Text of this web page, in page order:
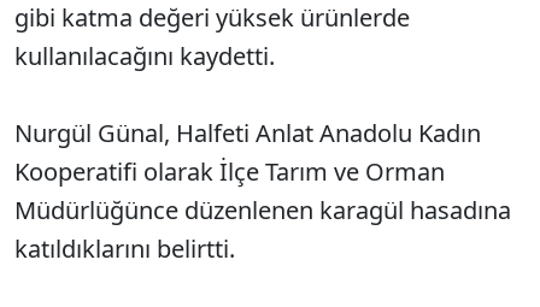
gibi katma değeri yüksek ürünlerde
kullanılacağını kaydetti.
Nurgül Günal, Halfeti Anlat Anadolu Kadın
Kooperatifi olarak İlçe Tarım ve Orman
Müdürlüğünce düzenlenen karagül hasadına
katıldıklarını belirtti.